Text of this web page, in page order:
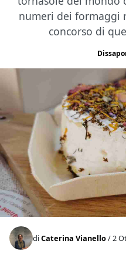
numeri dei formaggi
concorso di
diCaterina Vianello/ 2